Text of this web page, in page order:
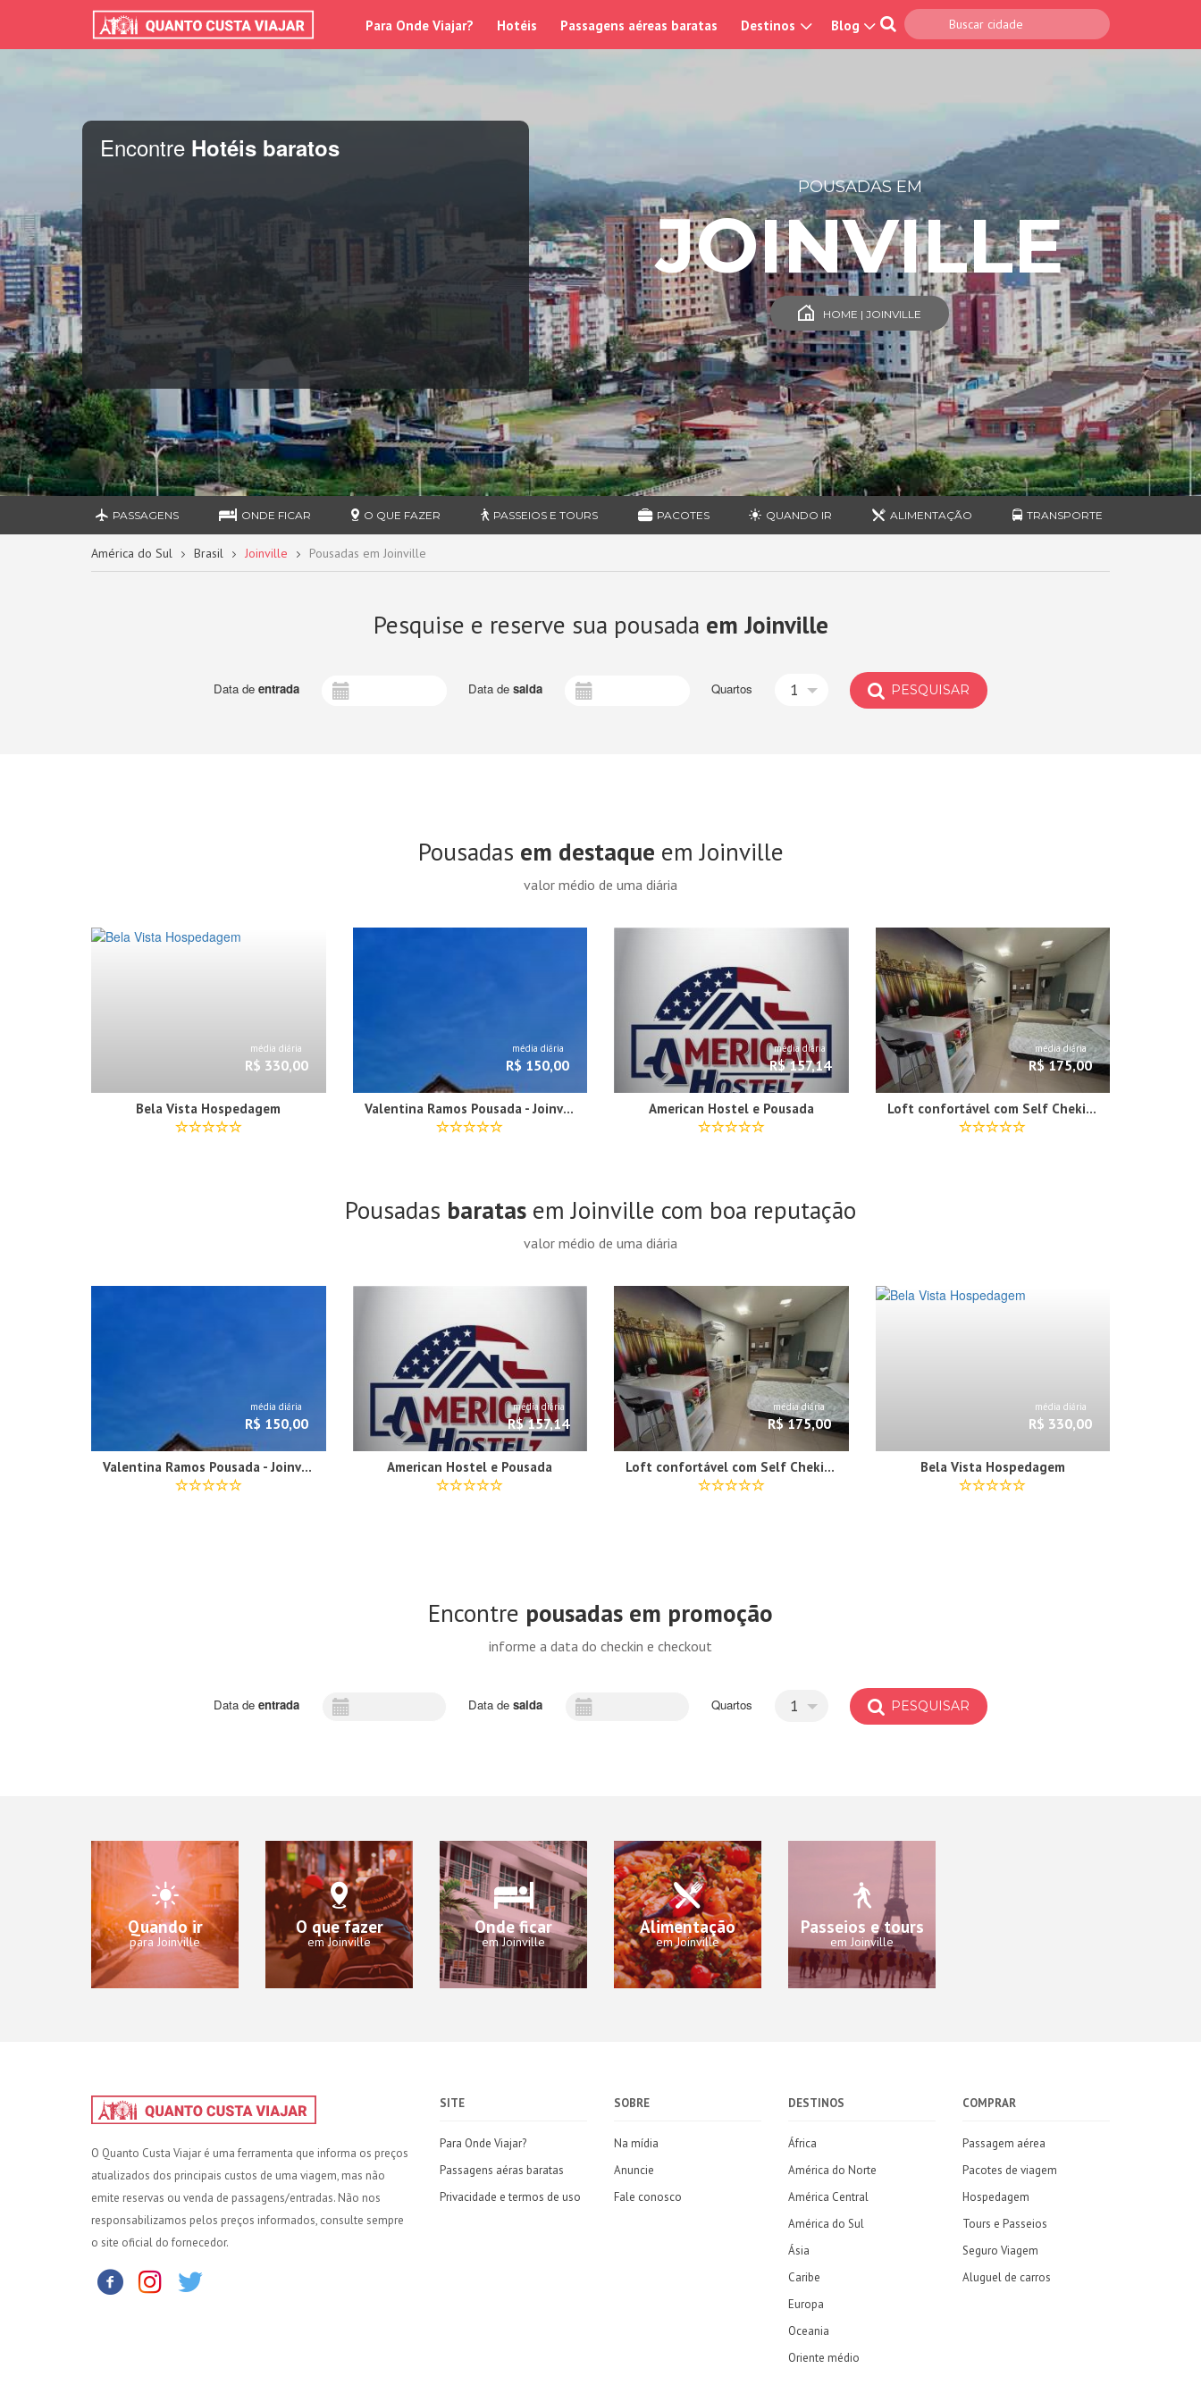
Para Onde Viajar? Hotéis Passagens aéreas baratas Destinos Blog
Encontre Hotéis baratos
POUSADAS EM
JOINVILLE
HOME | JOINVILLE
PASSAGENS ONDE FICAR O QUE FAZER PASSEIOS E TOURS PACOTES QUANDO IR ALIMENTAÇÃO TRANSPORTE
América do Sul Brasil Joinville Pousadas em Joinville
Pesquise e reserve sua pousada em Joinville
Data de entrada Data de saida Quartos 1 PESQUISAR
Pousadas em destaque em Joinville
valor médio de uma diária
média diária
R$ 330,00
Bela Vista Hospedagem
média diária
R$ 150,00
Valentina Ramos Pousada - Joinville-SC
média diária
R$ 157,14
American Hostel e Pousada
média diária
R$ 175,00
Loft confortável com Self Cheking
Pousadas baratas em Joinville com boa reputação
valor médio de uma diária
média diária
R$ 150,00
Valentina Ramos Pousada - Joinville-SC
média diária
R$ 157,14
American Hostel e Pousada
média diária
R$ 175,00
Loft confortável com Self Cheking
média diária
R$ 330,00
Bela Vista Hospedagem
Encontre pousadas em promoção
informe a data do checkin e checkout
Data de entrada Data de saida Quartos 1 PESQUISAR
Quando ir
para Joinville
O que fazer
em Joinville
Onde ficar
em Joinville
Alimentação
em Joinville
Passeios e tours
em Joinville
O Quanto Custa Viajar é uma ferramenta que informa os preços
atualizados dos principais custos de uma viagem, mas não
emite reservas ou venda de passagens/entradas. Não nos
responsabilizamos pelos preços informados, consulte sempre
o site oficial do fornecedor.
SITE
Para Onde Viajar?
Passagens aéras baratas
Privacidade e termos de uso
SOBRE
Na mídia
Anuncie
Fale conosco
DESTINOS
África
América do Norte
América Central
América do Sul
Ásia
Caribe
Europa
Oceania
Oriente médio
COMPRAR
Passagem aérea
Pacotes de viagem
Hospedagem
Tours e Passeios
Seguro Viagem
Aluguel de carros